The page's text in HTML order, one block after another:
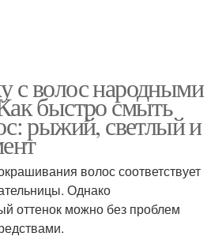
с волос народными
быстро смыть
рыжий, светлый и
волос соответствует
Однако
оттенок можно без проблем